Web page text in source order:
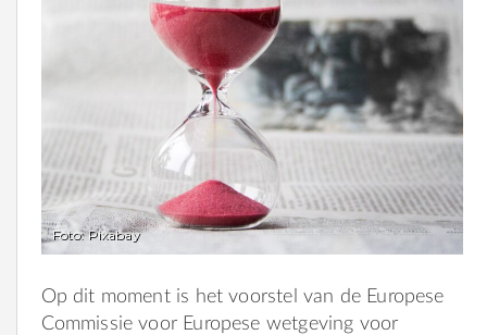
Foto: Pixabay
Op dit moment is het voorstel van de Europese
Commissie voor Europese wetgeving voor